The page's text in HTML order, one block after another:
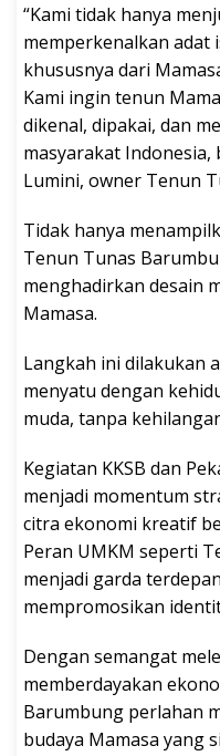
“Kami tidak hanya
memperkenalkan adat
khususnya dari
Kami ingin tenun
dikenal, dipakai, dan
masyarakat Indonesia,
Lumini, owner Tenun
Tidak hanya
Tenun Tunas
menghadirkan desain
Mamasa.
Langkah ini dilakukan
menyatu dengan
muda, tanpa
Kegiatan KKSB dan
menjadi momentum
citra ekonomi kreatif
Peran UMKM seperti
menjadi garda
mempromosikan
Dengan semangat
memberdayakan
Barumbung perlahan
budaya Mamasa yang